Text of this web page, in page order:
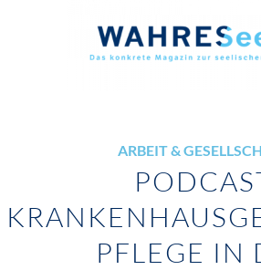
ARBEIT &
PFLEGE IN